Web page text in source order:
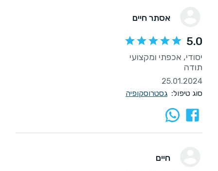
אסתר חיים
5.0
תודה
25.01.2024
סוג טיפול: גסטרוסקופיה
חיים